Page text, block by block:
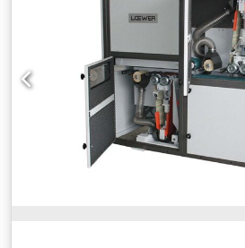
کل: ۱٬۰۲۰ میلی‌متر , وزن کل:
کیلوگرم, تجهیزات: